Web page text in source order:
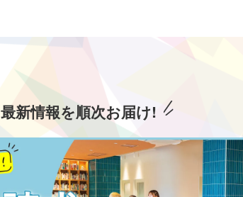
最新情報を順次お届け!